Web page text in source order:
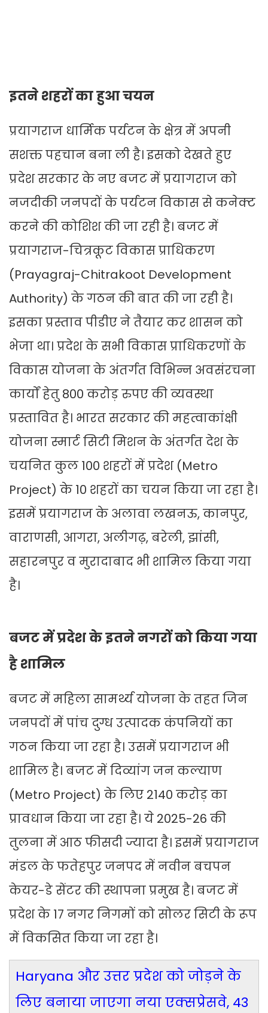
इतने शहरों का हुआ चयन
प्रयागराज धार्मिक पर्यटन के क्षेत्र में अपनी
सशक्त पहचान बना ली है। इसको देखते हुए
प्रदेश सरकार के नए बजट में प्रयागराज को
नजदीकी जनपदों के पर्यटन विकास से कनेक्ट
करने की कोशिश की जा रही है। बजट में
प्रयागराज-चित्रकूट विकास प्राधिकरण
(Prayagraj-Chitrakoot Development
Authority) के गठन की बात की जा रही है।
इसका प्रस्ताव पीडीए ने तैयार कर शासन को
भेजा था। प्रदेश के सभी विकास प्राधिकरणों के
विकास योजना के अंतर्गत विभिन्न अवसंरचना
कार्यों हेतु 800 करोड़ रुपए की व्यवस्था
प्रस्तावित है। भारत सरकार की महत्वाकांक्षी
योजना स्मार्ट सिटी मिशन के अंतर्गत देश के
चयनित कुल 100 शहरों में प्रदेश (Metro
Project) के 10 शहरों का चयन किया जा रहा है।
इसमें प्रयागराज के अलावा लखनऊ, कानपुर,
वाराणसी, आगरा, अलीगढ़, बरेली, झांसी,
सहारनपुर व मुरादाबाद भी शामिल किया गया
है।
बजट में प्रदेश के इतने नगरों को किया गया
है शामिल
बजट में महिला सामर्थ्य योजना के तहत जिन
जनपदों में पांच दुग्ध उत्पादक कंपनियों का
गठन किया जा रहा है। उसमें प्रयागराज भी
शामिल है। बजट में दिव्यांग जन कल्याण
(Metro Project) के लिए 2140 करोड़ का
प्रावधान किया जा रहा है। ये 2025-26 की
तुलना में आठ फीसदी ज्यादा है। इसमें प्रयागराज
मंडल के फतेहपुर जनपद में नवीन बचपन
केयर-डे सेंटर की स्थापना प्रमुख है। बजट में
प्रदेश के 17 नगर निगमों को सोलर सिटी के रूप
में विकसित किया जा रहा है।
Haryana और उत्तर प्रदेश को जोड़ने के
लिए बनाया जाएगा नया एक्सप्रेसवे, 43